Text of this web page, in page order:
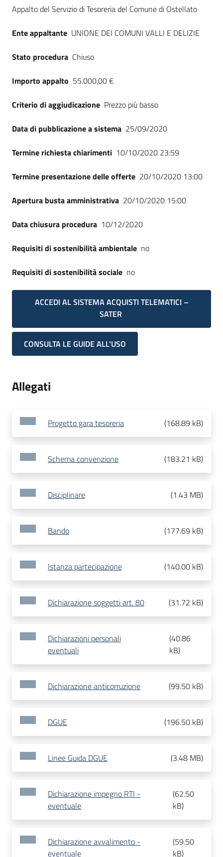
Dati del bando
Appalto del Servizio di Tesoreria del Comune di Ostellato
Ente appaltante UNIONE DEI COMUNI VALLI E DELIZIE
Stato procedura Chiuso
Importo appalto 55.000,00 €
Criterio di aggiudicazione Prezzo più basso
Data di pubblicazione a sistema 25/09/2020
Termine richiesta chiarimenti 10/10/2020 23:59
Termine presentazione delle offerte 20/10/2020 13:00
Apertura busta amministrativa 20/10/2020 15:00
Data chiusura procedura 10/12/2020
Requisiti di sostenibilità ambientale no
Requisiti di sostenibilità sociale no
ACCEDI AL SISTEMA ACQUISTI TELEMATICI –
SATER
CONSULTA LE GUIDE ALL'USO
Allegati
Progetto gara tesoreria (168.89 kB)
Schema convenzione (183.21 kB)
Disciplinare (1.43 MB)
Bando (177.69 kB)
Istanza partecipazione (140.00 kB)
Dichiarazione soggetti art. 80 (31.72 kB)
Dichiarazioni personali
eventuali
(40.86
kB)
Dichiarazione anticorruzione (99.50 kB)
DGUE (196.50 kB)
Linee Guida DGUE (3.48 MB)
Dichiarazione impegno RTI -
eventuale
(62.50
kB)
Dichiarazione avvalimento -
eventuale
(59.50
kB)